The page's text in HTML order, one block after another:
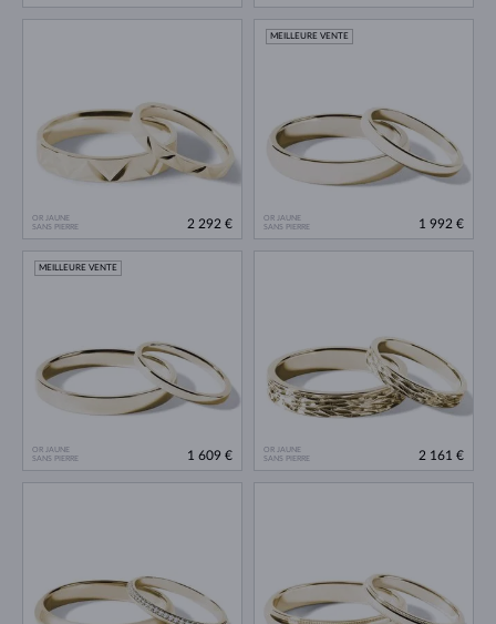
OR JAUNE
SANS PIERRE
2 292 €
OR JAUNE
SANS PIERRE
MEILLEURE VENTE
1 992 €
OR JAUNE
SANS PIERRE
MEILLEURE VENTE
1 609 €
OR JAUNE
SANS PIERRE
2 161 €